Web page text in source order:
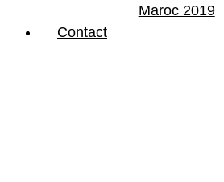
Maroc 2019
Contact